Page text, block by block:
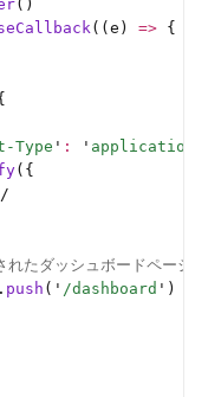
()
((e) => {
Type ' : ' application/
({
れたダッシュボードページ
. push ( ' /dashboard ' )